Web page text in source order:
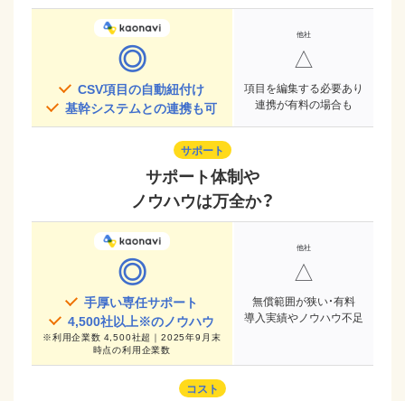
◎
CSV項目の自動紐付け
基幹システムとの連携も可
△
項目を編集する必要あり
連携が有料の場合も
サポート
サポート体制や
ノウハウは万全か？
◎
手厚い専任サポート
4,500社以上※のノウハウ
※利用企業数 4,500社超｜2025年9月末
時点の利用企業数
△
無償範囲が狭い・有料
導入実績やノウハウ不足
コスト